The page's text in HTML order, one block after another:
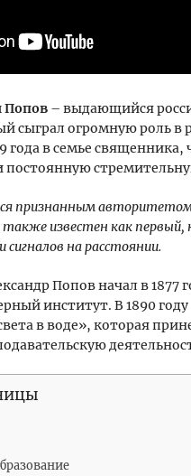
Попов – выдающийся
сыграл огромную роль в
года в семье
признанным
известен как
сигналов на расстоянии.
Попов начал в 1877
институт. В 1890
в воде», которая